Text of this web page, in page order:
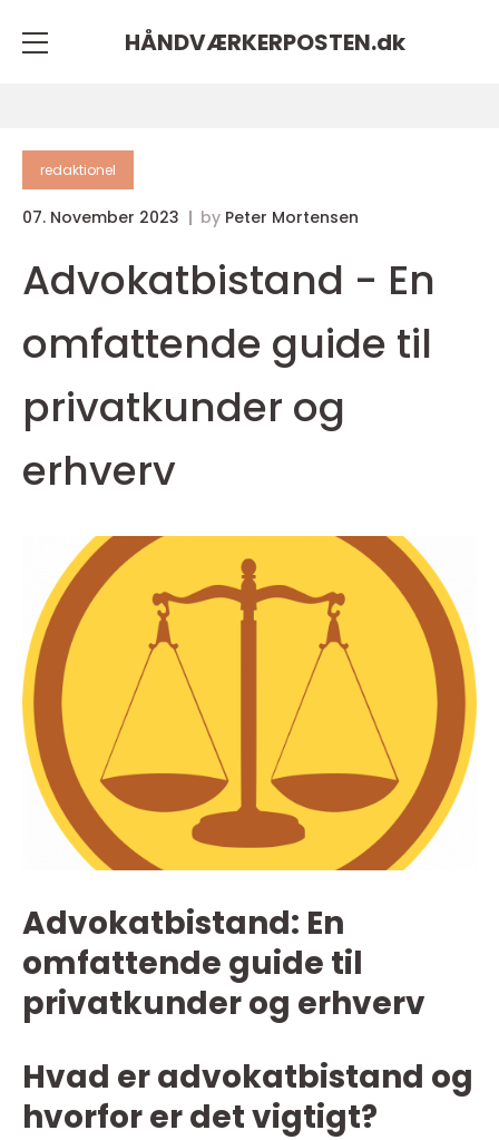
HÅNDVÆRKERPOSTEN.dk
redaktionel
07. November 2023 by Peter Mortensen
Advokatbistand - En
omfattende guide til
privatkunder og
erhverv
Advokatbistand: En
omfattende guide til
privatkunder og erhverv
Hvad er advokatbistand og
hvorfor er det vigtigt?